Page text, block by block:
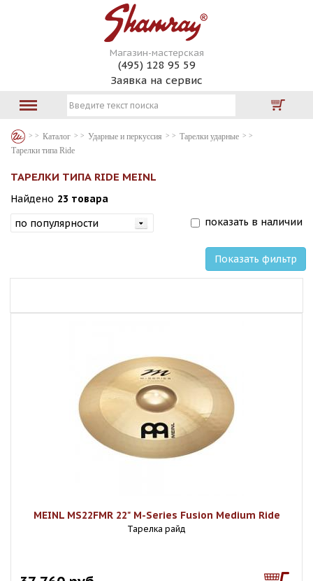
Магазин-мастерская
(495) 128 95 59
Заявка на сервис
Каталог Ударные и перкуссия
Тарелки ударные
Тарелки типа Ride
ТАРЕЛКИ ТИПА RIDE MEINL
Найдено 23 товара
показать в наличии
Показать фильтр
MEINL MS22FMR 22" M-Series Fusion Medium Ride
Тарелка райд